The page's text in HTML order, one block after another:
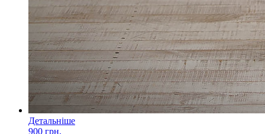
Детальніше
900 грн.